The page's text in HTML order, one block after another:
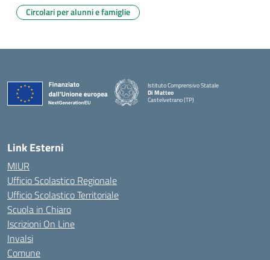
Circolari per alunni e famiglie
Istituto Comprensivo Statale
Di Matteo
Castelvetrano (TP)
Link Esterni
MIUR
Ufficio Scolastico Regionale
Ufficio Scolastico Territoriale
Scuola in Chiaro
Iscrizioni On Line
Invalsi
Comune